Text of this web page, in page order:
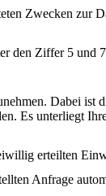
Zwecken zur
den Ziffer 5 und
Dabei ist
Es unterliegt
erteilten
Anfrage